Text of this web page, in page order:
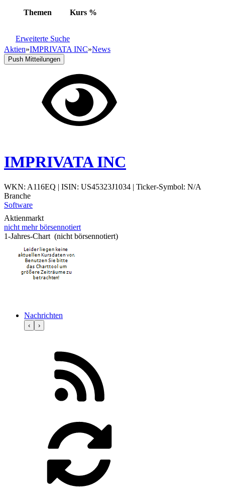
Themen Kurs %
Erweiterte Suche
Aktien»IMPRIVATA INC»News
Push Mitteilungen
IMPRIVATA INC
WKN: A116EQ | ISIN: US45323J1034 | Ticker-Symbol: N/A
Branche
Software
Aktienmarkt
nicht mehr börsennotiert
1-Jahres-Chart (nicht börsennotiert)
Nachrichten
‹ ›